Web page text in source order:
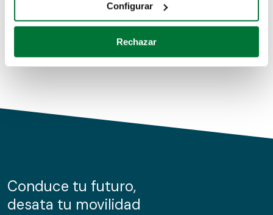
Identificar su dispositivo analizándolo activamente
para buscar características específicas (huellas
Obtenga más información sobre cómo se procesan sus
de cookies.
información sobre el uso que haga del sitio web con
nuestros partners de redes sociales, publicidad y análisis
Configurar
Rechazar
Conduce tu futuro,
desata tu movilidad